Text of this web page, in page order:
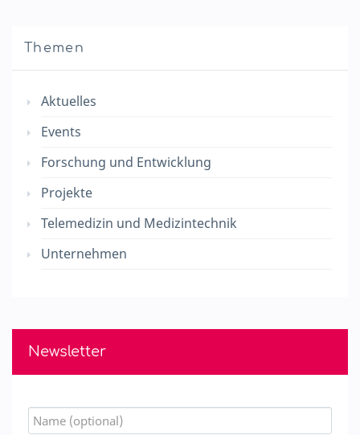
Themen
Aktuelles
Events
Forschung und Entwicklung
Projekte
Telemedizin und Medizintechnik
Unternehmen
Newsletter